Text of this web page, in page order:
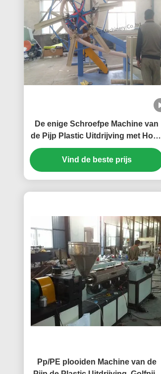
De enige Schroefpe Machine van
de Pijp Plastic Uitdrijving met Hoge
Capaciteit
Vind de beste prijs
Pp/PE plooiden Machine van de